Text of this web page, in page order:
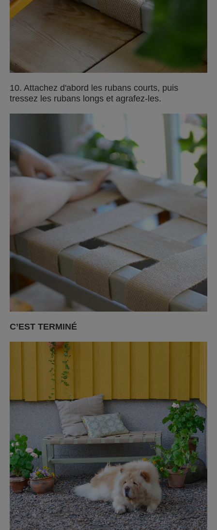
10. Attachez d'abord les rubans courts, puis
tressez les rubans longs et agrafez-les.
C’EST TERMINÉ